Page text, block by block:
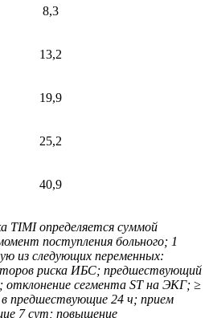
8,3
13,2
19,9
25,2
40,9
TIMI определяется суммой
поступления больного; 1
из следующих переменных:
риска ИБС; предшествующий
отклонение сегмента SТ на ЭКГ; ≥
предшествующие 24 ч; прием
7 сут; повышение